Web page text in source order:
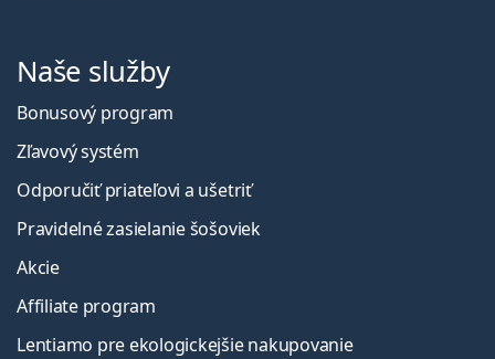
Naše služby
Bonusový program
Zľavový systém
Odporučiť priateľovi a ušetriť
Pravidelné zasielanie šošoviek
Akcie
Affiliate program
Lentiamo pre ekologickejšie nakupovanie